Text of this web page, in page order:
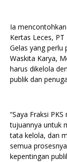
Ia
Kertas Leces,
Gelas yang perlu
Waskita Karya,
harus dikelola
publik dan
“Saya Fraksi
tujuannya untuk
tata kelola, dan
semua
kepentingan